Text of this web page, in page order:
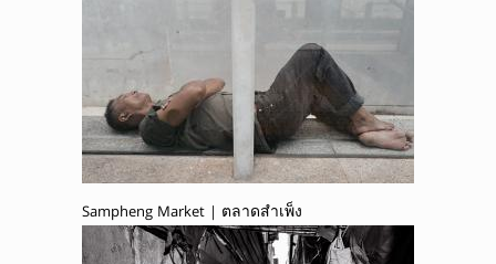
Sampheng Market | ตลาดสำเพ็ง